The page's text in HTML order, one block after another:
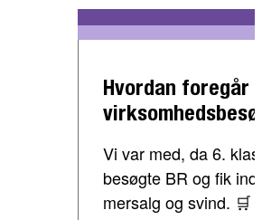
Hvordan foregår
Vi var med, da 6.
besøgte BR og fik
mersalg og svind. 🛒